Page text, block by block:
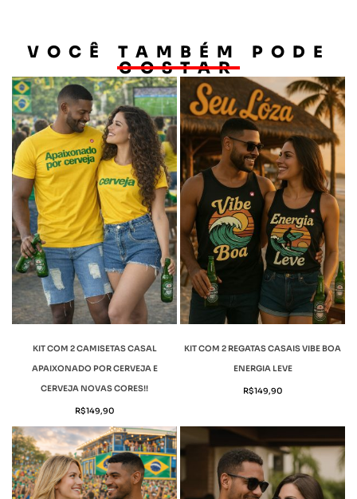
VOCÊ TAMBÉM PODE
GOSTAR
KIT COM 2 CAMISETAS CASAL
APAIXONADO POR CERVEJA E
CERVEJA NOVAS CORES!!
R$149,90
KIT COM 2 REGATAS CASAIS VIBE BOA
ENERGIA LEVE
R$149,90